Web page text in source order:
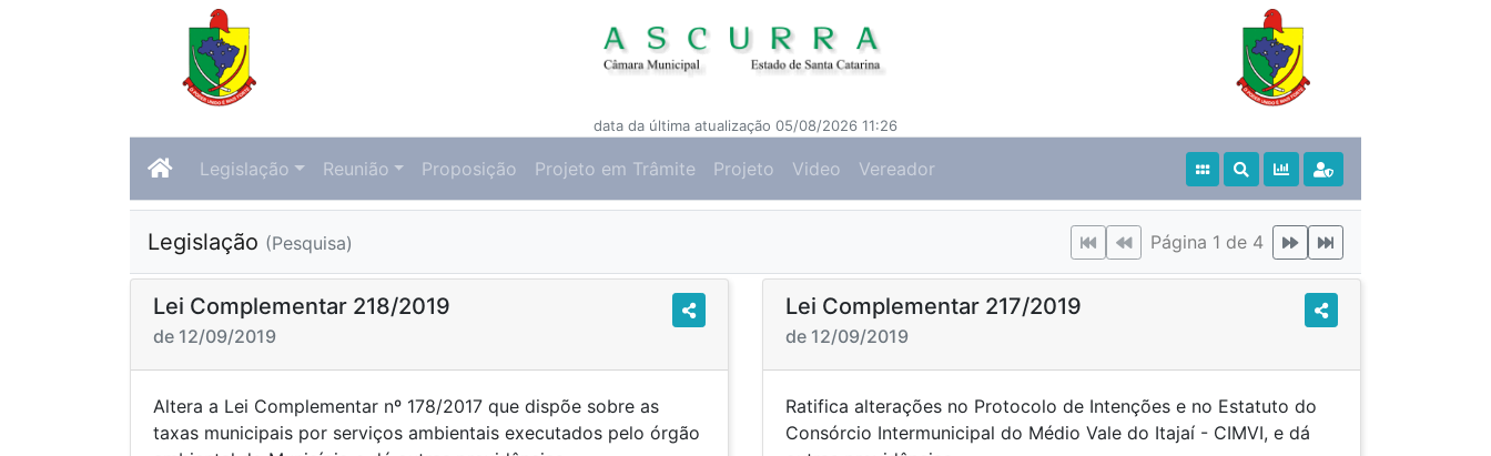
data da última atualização 05/08/2026 11:26
Legislação Reunião Proposição Projeto em Trâmite Projeto Video Vereador
Legislação (Pesquisa) Página 1 de 4
Lei Complementar 218/2019
de 12/09/2019
Altera a Lei Complementar nº 178/2017 que dispõe sobre as
taxas municipais por serviços ambientais executados pelo órgão
Lei Complementar 217/2019
de 12/09/2019
Ratifica alterações no Protocolo de Intenções e no Estatuto do
Consórcio Intermunicipal do Médio Vale do Itajaí - CIMVI, e dá